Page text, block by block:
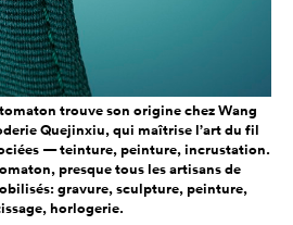
trouve son origine chez Wang
Quejinxiu, qui maîtrise l’art du fil
— teinture, peinture, incrustation.
presque tous les artisans de
gravure, sculpture, peinture,
horlogerie.